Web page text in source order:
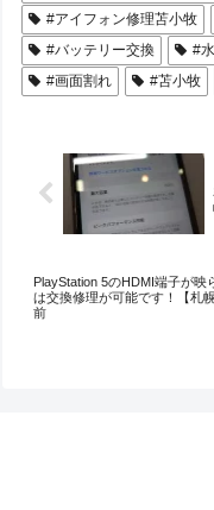
#アイフォン修理苫小牧
#バッテリー交換
#
#画面割れ
#苫小牧
PlayStation 5のHDMI端子が映
は交換修理が可能です！【札
前